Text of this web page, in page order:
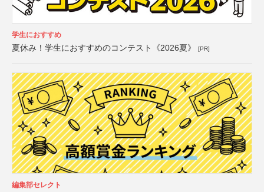
学生におすすめ
夏休み！学生におすすめのコンテスト《2026夏》 [PR]
編集部セレクト